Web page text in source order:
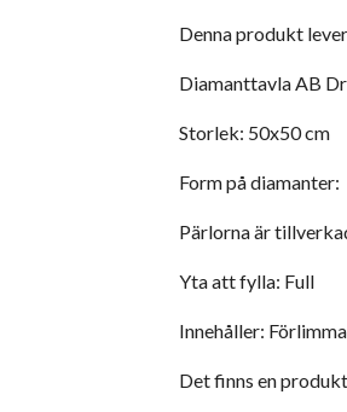
Denna produkt
Diamanttavla AB
Storlek: 50x50 cm
Form på
Pärlorna är
Yta att fylla: Full
Innehåller:
Det finns en